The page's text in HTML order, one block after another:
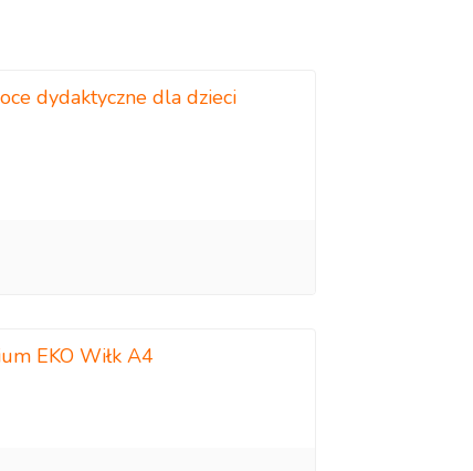
dydaktyczne dla dzieci
EKO Wiłk A4